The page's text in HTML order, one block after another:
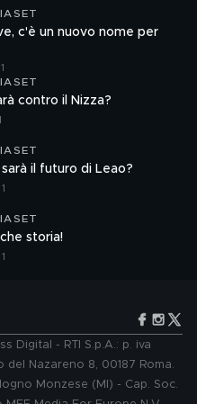
c'è un nuovo nome per
contro il Nizza?
sarà il futuro di Leao?
storia!
Digital - RTI S.p.A.: p. iva
del Nazareno 8, 00187 Roma.
Monzese (MI) - Cap. Soc.